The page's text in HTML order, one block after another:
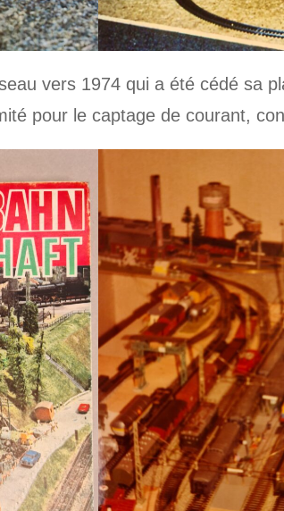
vers 1974 qui a été cédé sa
pour le captage de courant,